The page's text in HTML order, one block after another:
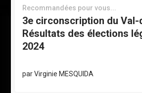
Recommandées pour vous...
3e circonscription du Val-
Résultats des élections
2024
parVirginie MESQUIDA